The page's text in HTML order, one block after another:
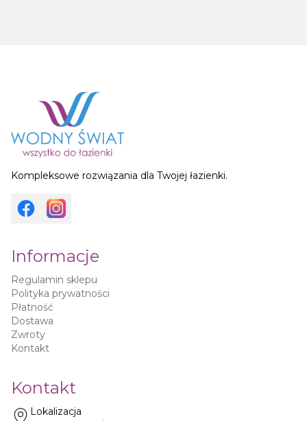
Kompleksowe rozwiązania dla Twojej łazienki.
Informacje
Regulamin sklepu
Polityka prywatności
Płatność
Dostawa
Zwroty
Kontakt
Kontakt
Lokalizacja